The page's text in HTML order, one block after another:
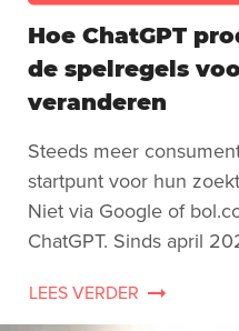
Hoe ChatGPT
de spelregels
veranderen
Steeds meer
startpunt voor hun
Niet via Google of
ChatGPT. Sinds april
LEES VERDER